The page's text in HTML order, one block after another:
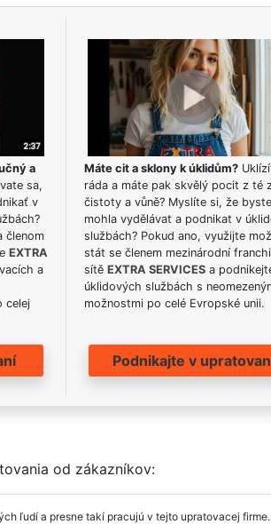
a
sa,
v
členom
EXTRA
a
celej
Máte cit a sklony k úklidům?
ráda a máte pak skvělý pocit z té
čistoty a vůně? Myslíte si, že
mohla vydělávat a podnikat v
službách? Pokud ano, využijte
stát se členem mezinárodní
sítě EXTRA SERVICESa
úklidových službách s
možnostmi po celé Evropské unii.
Podnikajte v
od zákazníkov:
ľudí a presne takí pracujú v tejto upratovacej